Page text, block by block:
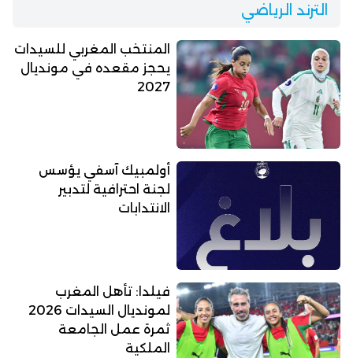
الترند الرياضي
المنتخب المغربي للسيدات
يحجز مقعده في مونديال
2027
أولمبيك آسفي يؤسس
لجنة احترافية لتدبير
الانتدابات
فيلدا: تأهل المغرب
لمونديال السيدات 2026
ثمرة عمل الجامعة
الملكية